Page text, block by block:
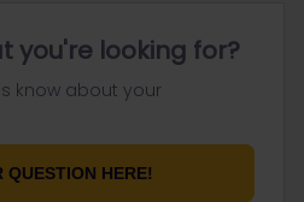
you're looking for?
know about your
QUESTION HERE!